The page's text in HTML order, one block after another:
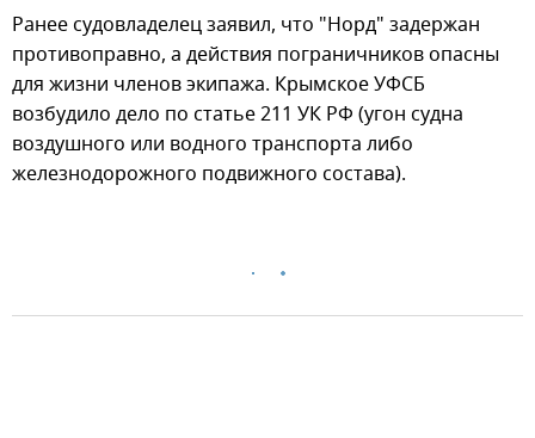
Ранее судовладелец заявил, что "Норд" задержан
противоправно, а действия пограничников опасны
для жизни членов экипажа. Крымское УФСБ
возбудило дело по статье 211 УК РФ (угон судна
воздушного или водного транспорта либо
железнодорожного подвижного состава).